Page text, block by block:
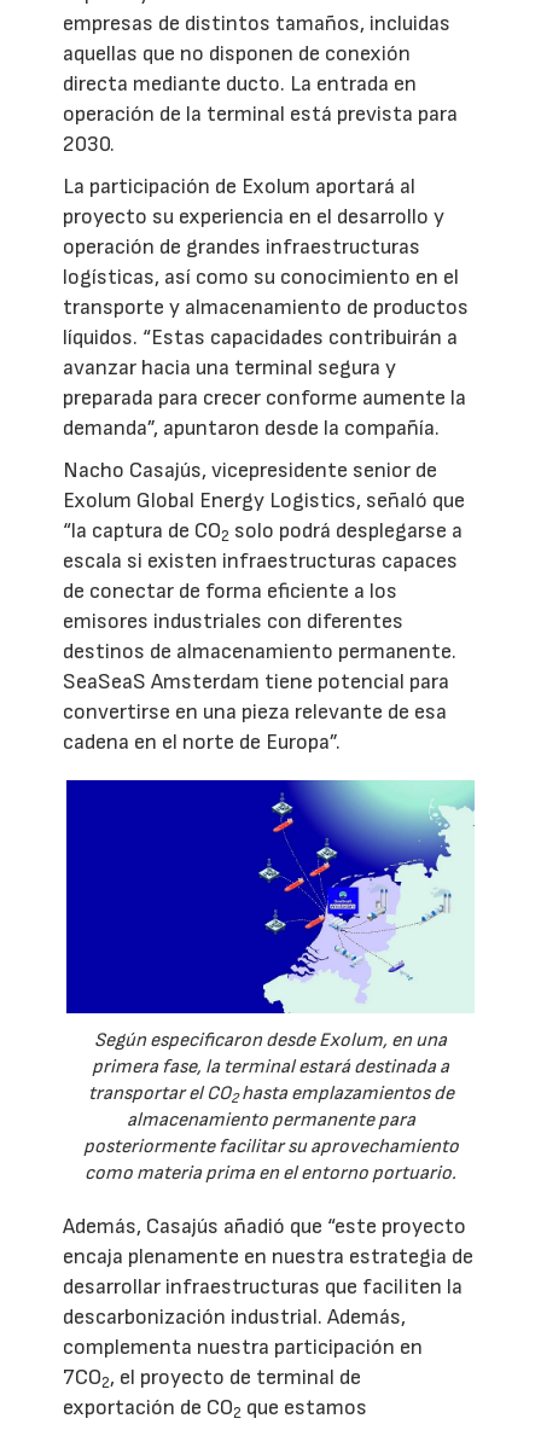
empresas de distintos tamaños, incluidas
aquellas que no disponen de conexión
directa mediante ducto. La entrada en
operación de la terminal está prevista para
2030.
La participación de Exolum aportará al
proyecto su experiencia en el desarrollo y
operación de grandes infraestructuras
logísticas, así como su conocimiento en el
transporte y almacenamiento de productos
líquidos. “Estas capacidades contribuirán a
avanzar hacia una terminal segura y
preparada para crecer conforme aumente la
demanda”, apuntaron desde la compañía.
Nacho Casajús, vicepresidente senior de
Exolum Global Energy Logistics, señaló que
“la captura de CO2 solo podrá desplegarse a
escala si existen infraestructuras capaces
de conectar de forma eficiente a los
emisores industriales con diferentes
destinos de almacenamiento permanente.
SeaSeaS Amsterdam tiene potencial para
convertirse en una pieza relevante de esa
cadena en el norte de Europa”.
Según especificaron desde Exolum, en una
primera fase, la terminal estará destinada a
transportar el CO2hasta emplazamientos de
almacenamiento permanente para
posteriormente facilitar su aprovechamiento
como materia prima en el entorno portuario.
Además, Casajús añadió que “este proyecto
encaja plenamente en nuestra estrategia de
desarrollar infraestructuras que faciliten la
descarbonización industrial. Además,
complementa nuestra participación en
7CO2, el proyecto de terminal de
exportación de CO2 que estamos